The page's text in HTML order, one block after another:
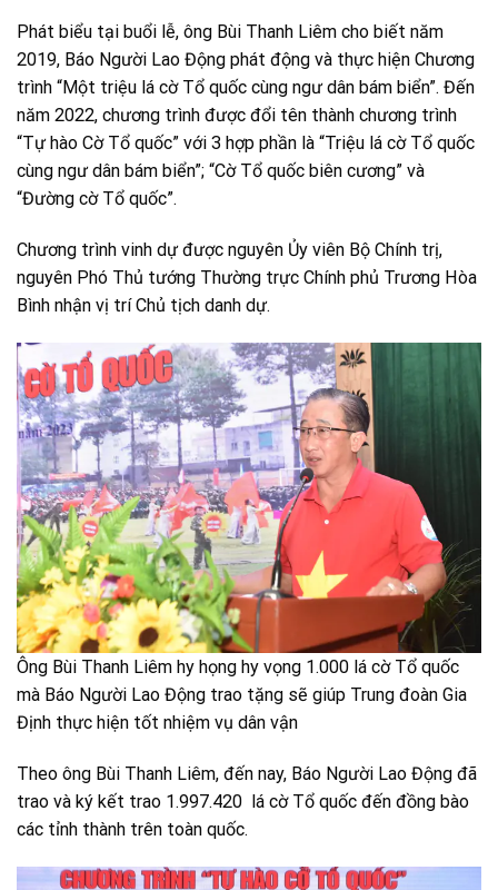
Phát biểu tại buổi lễ, ông Bùi Thanh Liêm cho biết năm
2019, Báo Người Lao Động phát động và thực hiện Chương
trình “Một triệu lá cờ Tổ quốc cùng ngư dân bám biển”. Đến
năm 2022, chương trình được đổi tên thành chương trình
“Tự hào Cờ Tổ quốc” với 3 hợp phần là “Triệu lá cờ Tổ quốc
cùng ngư dân bám biển”; “Cờ Tổ quốc biên cương” và
“Đường cờ Tổ quốc”.
Chương trình vinh dự được nguyên Ủy viên Bộ Chính trị,
nguyên Phó Thủ tướng Thường trực Chính phủ Trương Hòa
Bình nhận vị trí Chủ tịch danh dự.
Ông Bùi Thanh Liêm hy họng hy vọng 1.000 lá cờ Tổ quốc
mà Báo Người Lao Động trao tặng sẽ giúp Trung đoàn Gia
Định thực hiện tốt nhiệm vụ dân vận
Theo ông Bùi Thanh Liêm, đến nay, Báo Người Lao Động đã
trao và ký kết trao 1.997.420 lá cờ Tổ quốc đến đồng bào
các tỉnh thành trên toàn quốc.